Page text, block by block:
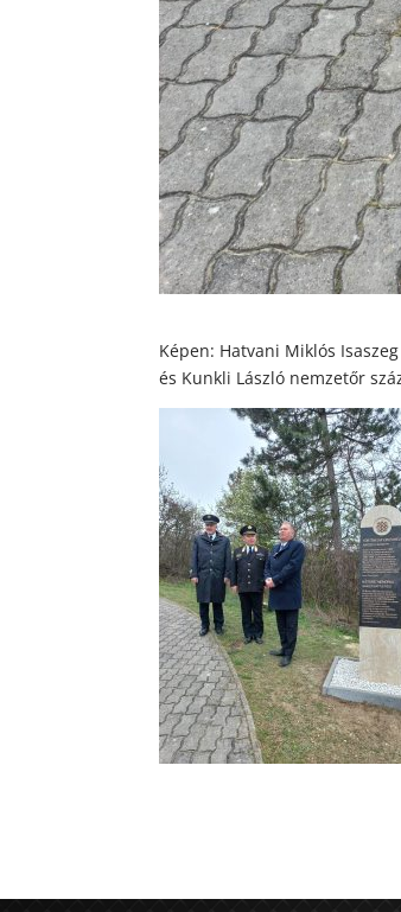
Képen: Hatvani Miklós
és Kunkli László nemzetőr